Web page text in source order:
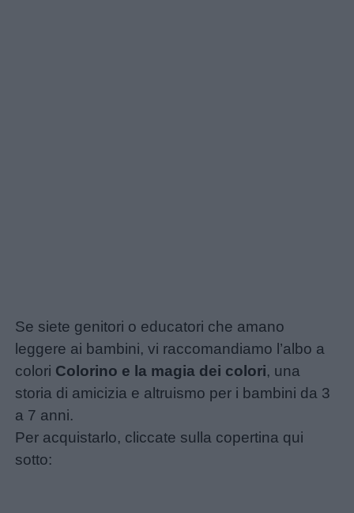
Se siete genitori o educatori che amano
leggere ai bambini, vi raccomandiamo l’albo a
colori Colorino e la magia dei colori, una
storia di amicizia e altruismo per i bambini da 3
a 7 anni.
Per acquistarlo, cliccate sulla copertina qui
sotto: